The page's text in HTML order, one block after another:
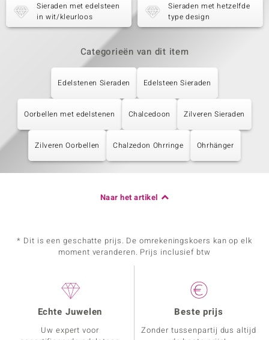
Sieraden met edelsteen
in wit/kleurloos
Sieraden met hetzelfde
type design
Categorieën van dit item
Edelstenen Sieraden Edelsteen Sieraden
Oorbellen met edelstenen Chalcedoon Zilveren Sieraden
Zilveren Oorbellen Chalzedon Ohrringe Ohrhänger
Naar het artikel
* Dit is een geschatte prijs. De omrekeningskoers kan op elk
moment veranderen. Prijs inclusief btw
Echte Juwelen
Uw expert voor
Beste prijs
Zonder tussenpartij dus altijd